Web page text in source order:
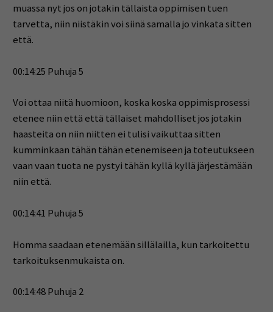
muassa nyt jos on jotakin tällaista oppimisen tuen
tarvetta, niin niistäkin voi siinä samalla jo vinkata sitten
että.
00:14:25 Puhuja 5
Voi ottaa niitä huomioon, koska koska oppimisprosessi
etenee niin että että tällaiset mahdolliset jos jotakin
haasteita on niin niitten ei tulisi vaikuttaa sitten
kumminkaan tähän tähän etenemiseen ja toteutukseen
vaan vaan tuota ne pystyi tähän kyllä kyllä järjestämään
niin että.
00:14:41 Puhuja 5
Homma saadaan etenemään sillälailla, kun tarkoitettu
tarkoituksenmukaista on.
00:14:48 Puhuja 2